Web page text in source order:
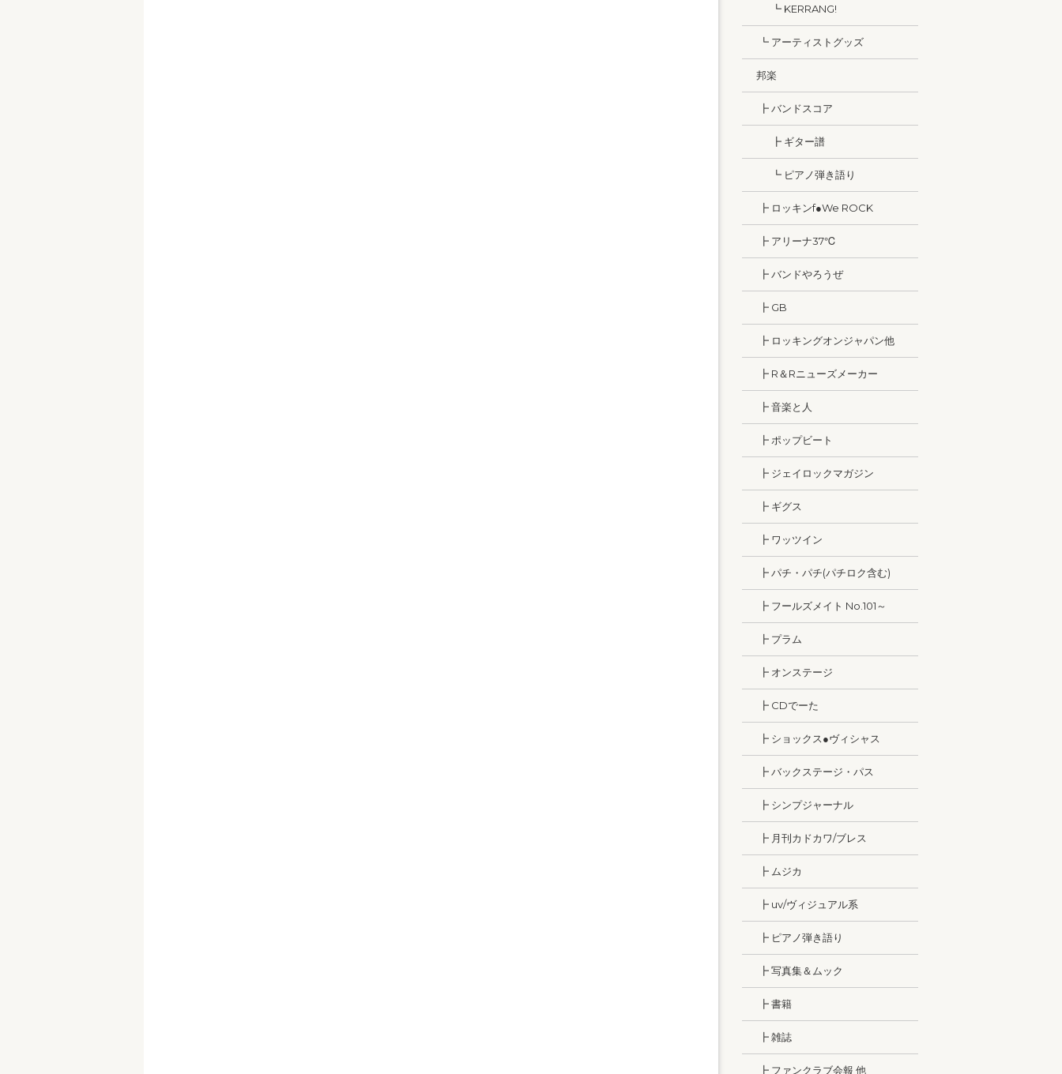
┗ KERRANG!
┗ アーティストグッズ
邦楽
┣ バンドスコア
┣ ギター譜
┗ ピアノ弾き語り
┣ ロッキンf●We ROCK
┣ アリーナ37℃
┣ バンドやろうぜ
┣ GB
┣ ロッキングオンジャパン他
┣ R＆Rニューズメーカー
┣ 音楽と人
┣ ポップビート
┣ ジェイロックマガジン
┣ ギグス
┣ ワッツイン
┣ パチ・パチ(パチロク含む)
┣ フールズメイト No.101～
┣ プラム
┣ オンステージ
┣ CDでーた
┣ ショックス●ヴィシャス
┣ バックステージ・パス
┣ シンプジャーナル
┣ 月刊カドカワ/ブレス
┣ ムジカ
┣ uv/ヴィジュアル系
┣ ピアノ弾き語り
┣ 写真集＆ムック
┣ 書籍
┣ 雑誌
┣ ファンクラブ会報 他